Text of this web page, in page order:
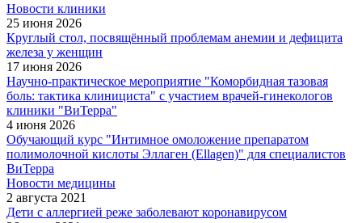
Новости клиники
25 июня 2026
Круглый стол, посвящённый проблемам анемии и дефицита
железа у женщин
17 июня 2026
Научно-практическое мероприятие "Коморбидная тазовая
боль: тактика клинициста" с участием врачей-гинекологов
клиники "ВиТерра"
4 июня 2026
Обучающий курс "Интимное омоложение препаратом
полимолочной кислоты Эллаген (Ellagen)" для специалистов
ВиТерра
Новости медицины
2 августа 2021
Дети с аллергией реже заболевают коронавирусом